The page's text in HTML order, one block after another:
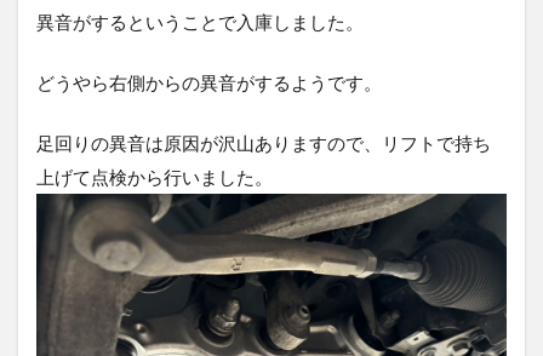
異音がするということで入庫しました。
どうやら右側からの異音がするようです。
足回りの異音は原因が沢山ありますので、リフトで持ち
上げて点検から行いました。